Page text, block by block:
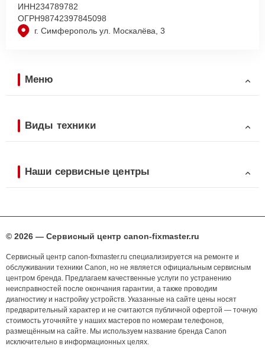
г. Симферополь ул. Москалёва, 3
ИНН234789782
ОГРН98742397845098
Меню
Виды техники
Наши сервисные центры
© 2026 — Сервисный центр canon-fixmaster.ru
Сервисный центр canon-fixmaster.ru специализируется на ремонте и
обслуживании техники Canon, но не является официальным сервисным
центром бренда. Предлагаем качественные услуги по устранению
неисправностей после окончания гарантии, а также проводим
диагностику и настройку устройств. Указанные на сайте цены носят
предварительный характер и не считаются публичной офертой — точную
стоимость уточняйте у наших мастеров по номерам телефонов,
размещённым на сайте. Мы используем название бренда Canon
исключительно в информационных целях.